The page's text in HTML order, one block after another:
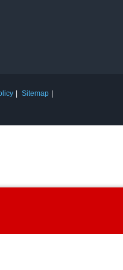
Sitemap